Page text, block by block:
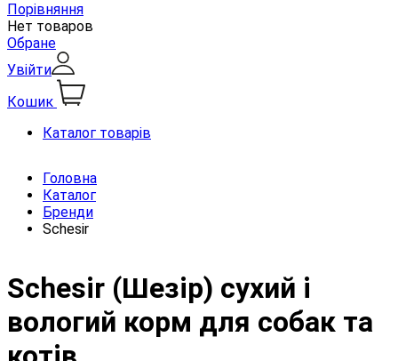
Порівняння
Нет товаров
Обране
Увійти
Кошик
Каталог товарів
Головна
Каталог
Бренди
Schesir
Schesir (Шезір) сухий і
вологий корм для собак та